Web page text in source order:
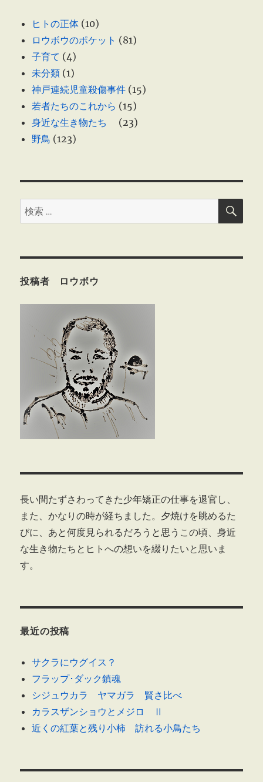
っ
へ
ヒトの正体 (10)
ロウボウのポケット (81)
子育て (4)
未分類 (1)
神戸連続児童殺傷事件 (15)
若者たちのこれから (15)
身近な生き物たち
(23)
野鳥 (123)
検
索:
検
投稿者 ロウボウ
長い間たずさわってきた少年矯正の仕事を退官し、
また、かなりの時が経ちました。夕焼けを眺めるた
びに、あと何度見られるだろうと思うこの頃、身近
な生き物たちとヒトへの想いを綴りたいと思いま
す。
最近の投稿
サクラにウグイス？
フラップ･ダック鎮魂
シジュウカラ ヤマガラ 賢さ比べ
カラスザンショウとメジロ Ⅱ
近くの紅葉と残り小柿 訪れる小鳥たち